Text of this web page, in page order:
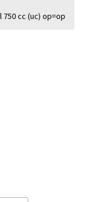
750 cc (uc) op=op